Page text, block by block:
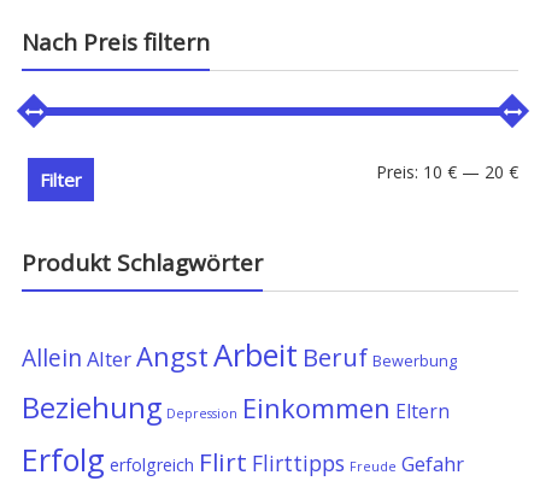
Nach Preis filtern
Filter Preis: 10 € — 20 €
Produkt Schlagwörter
Allein AlterAngstArbeit Beruf Bewerbung
Beziehung Depression Einkommen Eltern
Erfolg erfolgreich Flirt Flirttipps Freude Gefahr